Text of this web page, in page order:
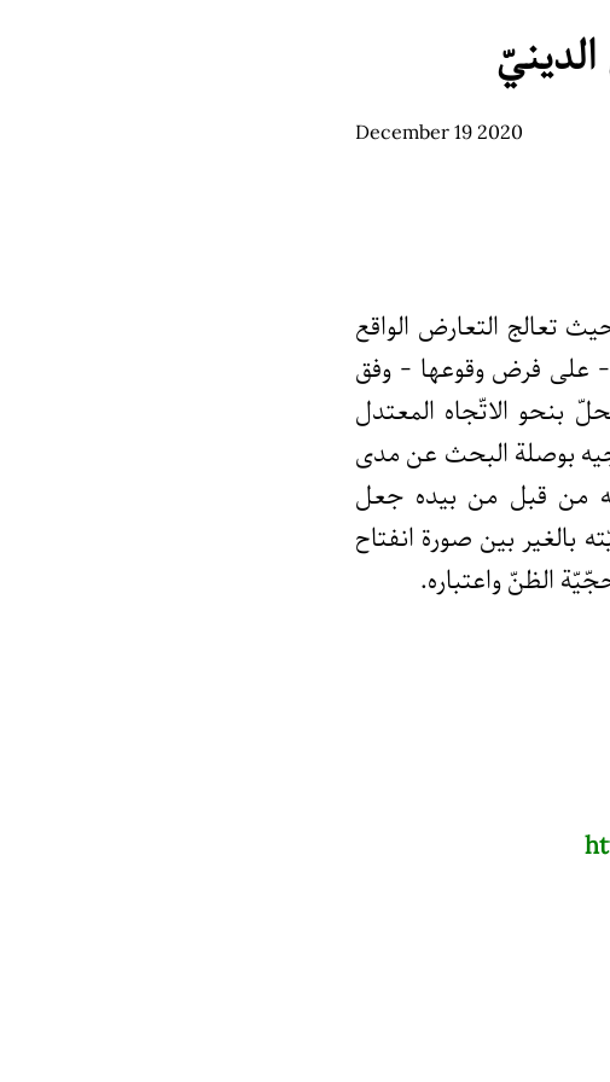
2020 December 19
تعالج التعارض الواقع
- على فرض وقوعها - وفق
بنحو الاتّجاه المعتدل
بوصلة البحث عن مدى
من قبل من بيده جعل
بالغير بين صورة انفتاح
الظنّ واعتباره.